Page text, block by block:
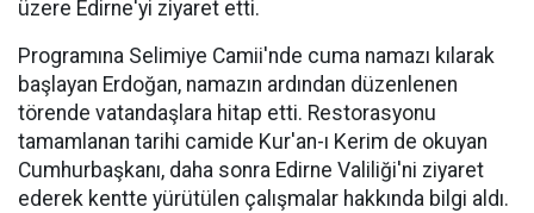
üzere Edirne'yi ziyaret etti.
Programına Selimiye Camii'nde cuma namazı kılarak
başlayan Erdoğan, namazın ardından düzenlenen
törende vatandaşlara hitap etti. Restorasyonu
tamamlanan tarihi camide Kur'an-ı Kerim de okuyan
Cumhurbaşkanı, daha sonra Edirne Valiliği'ni ziyaret
ederek kentte yürütülen çalışmalar hakkında bilgi aldı.